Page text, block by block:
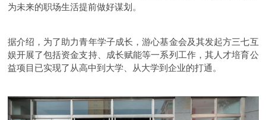
为未来的职场生活提前做好谋划。
据介绍，为了助力青年学子成长，游心基金会及其发起方三七互
娱开展了包括资金支持、成长赋能等一系列工作，其人才培育公
益项目已实现了从高中到大学、从大学到企业的打通。